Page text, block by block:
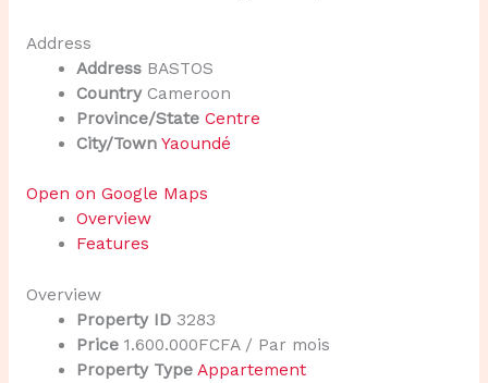
Address
Address BASTOS
Country Cameroon
Province/State Centre
City/Town Yaoundé
Open on Google Maps
Overview
Features
Overview
Property ID 3283
Price 1.600.000FCFA / Par mois
Property Type Appartement